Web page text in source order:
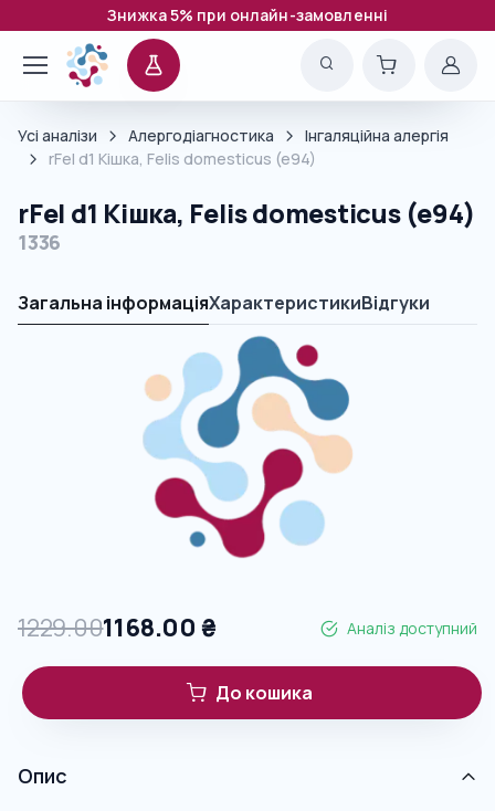
Знижка 5% при онлайн-замовленні
Усі аналізи Алергодіагностика
Інгаляційна алергія
rFel d1 Кішка, Felis domesticus (e94)
rFel d1 Кішка, Felis domesticus (e94)
1336
Загальна інформаціяХарактеристикиВідгуки
1229.001168.00 ₴ Аналіз доступний
До кошика
Опис